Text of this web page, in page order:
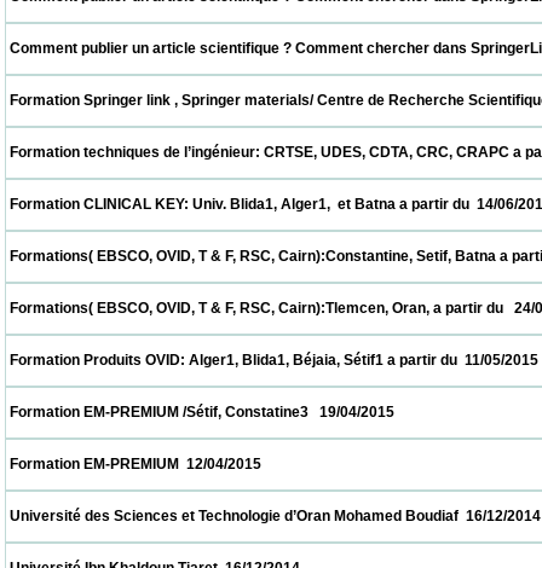
Comment publier un article scientifique ? Comment chercher dans
Formation Springer link , Springer materials/ Centre de Recherche
Formation techniques de l’ingénieur: CRTSE, UDES, CDTA, CRC,
Formation CLINICAL KEY: Univ. Blida1, Alger1,  et Batna a partir
Formations( EBSCO, OVID, T & F, RSC, Cairn):Constantine, Setif,
Formations( EBSCO, OVID, T & F, RSC, Cairn):Tlemcen, Oran, a
Formation Produits OVID: Alger1, Blida1, Béjaia, Sétif1 a partir
Formation EM-PREMIUM /Sétif, Constatine3   19/04/2015
Formation EM-PREMIUM  12/04/2015
Université des Sciences et Technologie d’Oran Mohamed